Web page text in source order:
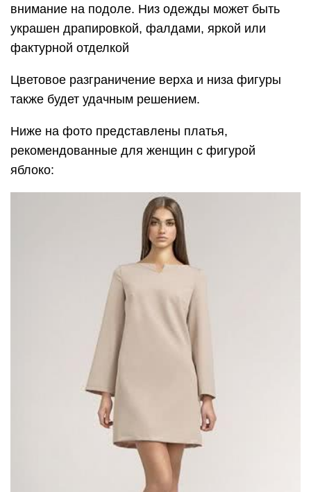
внимание на подоле. Низ одежды может быть
украшен драпировкой, фалдами, яркой или
фактурной отделкой
Цветовое разграничение верха и низа фигуры
также будет удачным решением.
Ниже на фото представлены платья,
рекомендованные для женщин с фигурой
яблоко: